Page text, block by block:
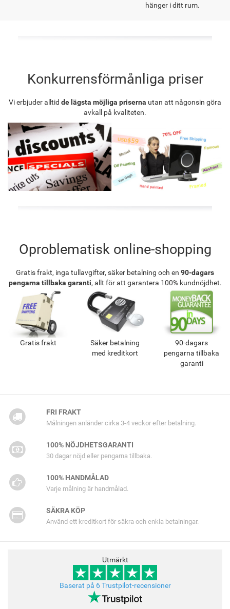
hänger i ditt rum.
Konkurrensförmånliga priser
Vi erbjuder alltid de lägsta möjliga priserna utan att någonsin göra
avkall på kvaliteten.
Oproblematisk online-shopping
Gratis frakt, inga tullavgifter, säker betalning och en 90-dagars
pengarna tillbaka garanti, allt för att garantera 100% kundnöjdhet.
Gratis frakt
Säker betalning
med kreditkort
90-dagars
pengarna tillbaka
garanti
FRI FRAKT
Målningen anländer cirka 3-4 veckor efter betalning.
100% NÖJDHETSGARANTI
30 dagar nöjd eller pengarna tillbaka.
100% HANDMÅLAD
Varje målning är handmålad.
SÄKRA KÖP
Använd ett kreditkort för säkra och enkla betalningar.
Utmärkt
Baserat på 6 Trustpilot-recensioner